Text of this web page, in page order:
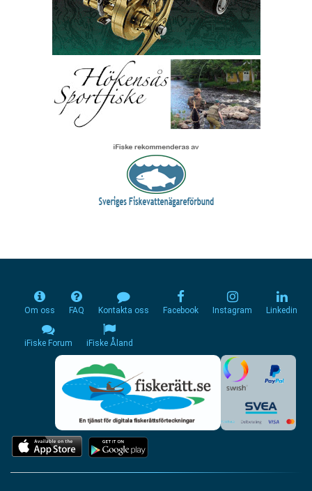
Om oss FAQ Kontakta oss Facebook Instagram Linkedin
iFiske Forum iFiske Åland